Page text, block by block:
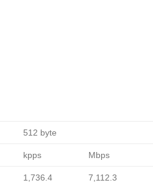
512 byte
kpps Mbps
1,736.4 7,112.3